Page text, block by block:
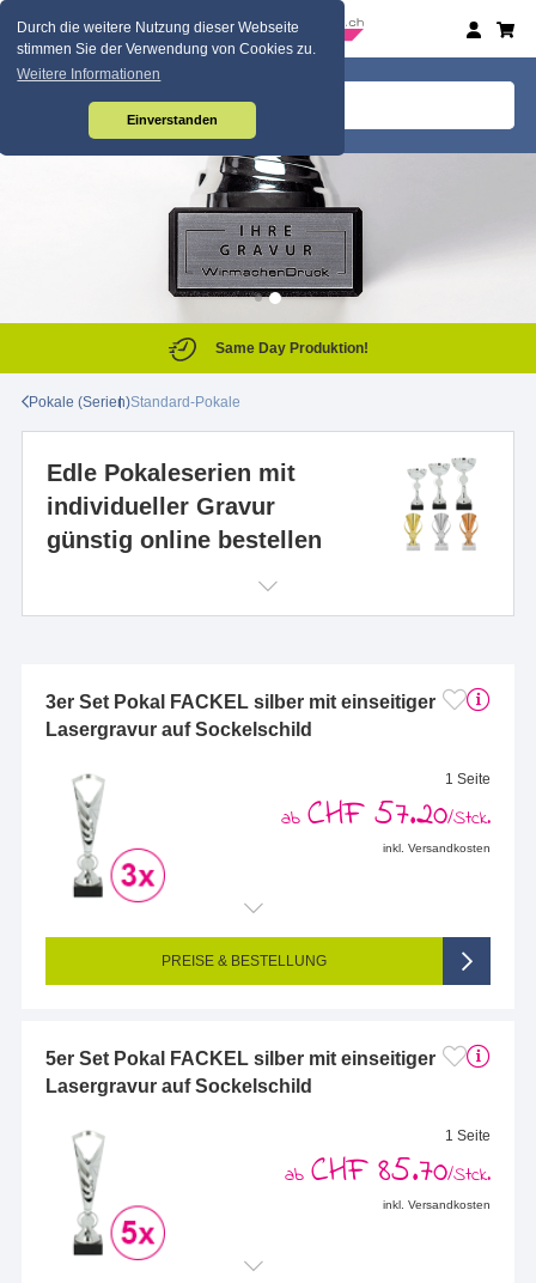
Durch die weitere Nutzung dieser Webseite
stimmen Sie der Verwendung von Cookies zu.
Weitere Informationen
Einverstanden
Same Day Produktion!
Pokale (Serien)Standard-Pokale
Edle Pokaleserien mit
individueller Gravur
günstig online bestellen
3er Set Pokal FACKEL silber mit einseitiger
Lasergravur auf Sockelschild
1 Seite
ab CHF 57.20/Stck.
inkl. Versandkosten
Endformat (bedruckte Fläche): 58 x 25 mm
Seitigkeit: 1-seitig (Vorderseite graviert, Rückseite nicht graviert)
Einseitig graviert
PREISE & BESTELLUNG
5er Set Pokal FACKEL silber mit einseitiger
Lasergravur auf Sockelschild
1 Seite
ab CHF 85.70/Stck.
inkl. Versandkosten
Endformat (bedruckte Fläche): 48 x 15 mm